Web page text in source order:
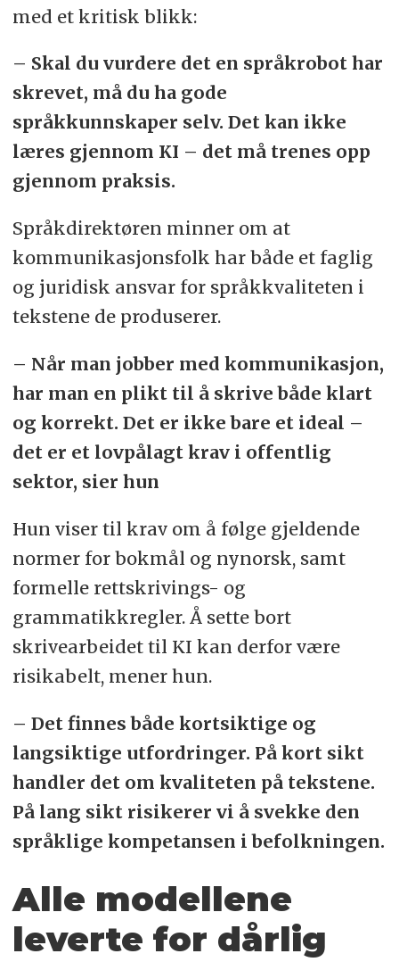
med et kritisk blikk:
– Skal du vurdere det en språkrobot har
skrevet, må du ha gode
språkkunnskaper selv. Det kan ikke
læres gjennom KI – det må trenes opp
gjennom praksis.
Språkdirektøren minner om at
kommunikasjonsfolk har både et faglig
og juridisk ansvar for språkkvaliteten i
tekstene de produserer.
– Når man jobber med kommunikasjon,
har man en plikt til å skrive både klart
og korrekt. Det er ikke bare et ideal –
det er et lovpålagt krav i offentlig
sektor, sier hun
Hun viser til krav om å følge gjeldende
normer for bokmål og nynorsk, samt
formelle rettskrivings- og
grammatikkregler. Å sette bort
skrivearbeidet til KI kan derfor være
risikabelt, mener hun.
– Det finnes både kortsiktige og
langsiktige utfordringer. På kort sikt
handler det om kvaliteten på tekstene.
På lang sikt risikerer vi å svekke den
språklige kompetansen i befolkningen.
Alle modellene
leverte for dårlig